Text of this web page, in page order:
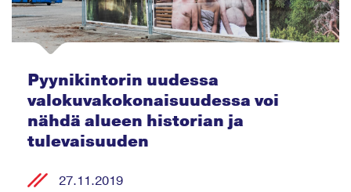
Pyynikintorin uudessa
valokuvakokonaisuudessa voi
nähdä alueen historian ja
tulevaisuuden
27.11.2019